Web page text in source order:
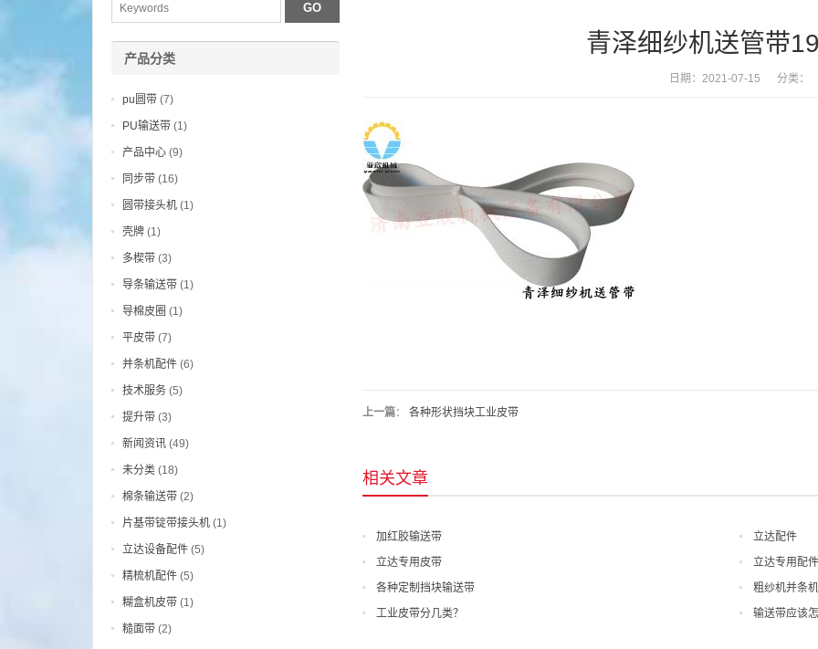
青泽细纱机送管带
日期：2021-07-15 分类：
上一篇： 各种形状挡块工业皮带
相关文章
加红胶输送带
立达配件
立达专用皮带
立达专用配件
各种定制挡块输送带
粗纱机并条
工业皮带分几类？
输送带应该
产品分类
pu圆带 (7)
PU输送带 (1)
产品中心 (9)
同步带 (16)
圆带接头机 (1)
壳牌 (1)
多楔带 (3)
导条输送带 (1)
导棉皮圈 (1)
平皮带 (7)
并条机配件 (6)
技术服务 (5)
提升带 (3)
新闻资讯 (49)
未分类 (18)
棉条输送带 (2)
片基带锭带接头机 (1)
立达设备配件 (5)
精梳机配件 (5)
糊盒机皮带 (1)
糙面带 (2)